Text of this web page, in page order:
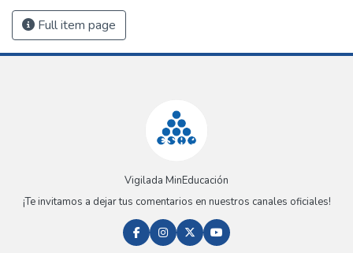
Full item page
Vigilada MinEducación
¡Te invitamos a dejar tus comentarios en nuestros canales oficiales!